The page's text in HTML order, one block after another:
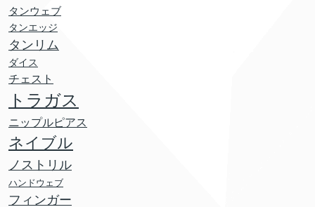
タンウェブ
タンエッジ
タンリム
ダイス
チェスト
トラガス
ニップルピアス
ネイブル
ノストリル
ハンドウェブ
フィンガー